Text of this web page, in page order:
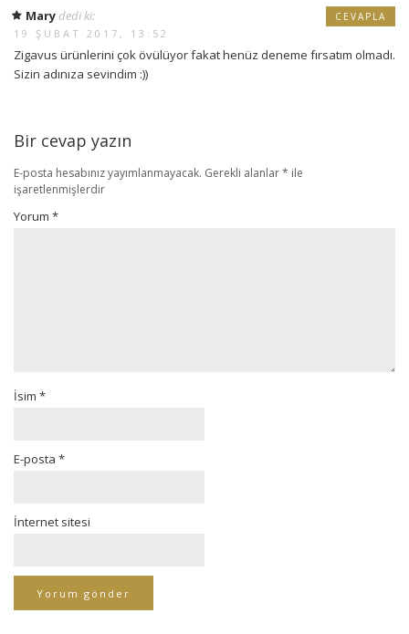
Mary dedi ki:
19 ŞUBAT 2017, 13:52
Zigavus ürünlerini çok övülüyor fakat henüz deneme fırsatım olmadı.
Sizin adınıza sevindim :))
CEVAPLA
Bir cevap yazın
E-posta hesabınız yayımlanmayacak. Gerekli alanlar* ile
işaretlenmişlerdir
Yorum *
İsim *
E-posta *
İnternet sitesi